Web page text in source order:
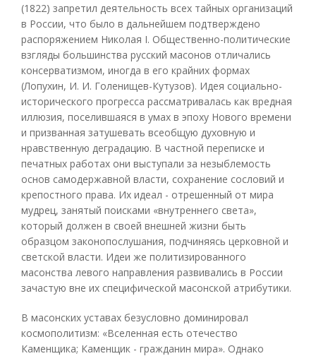
(1822) запретил деятельность всех тайных организаций
в России, что было в дальнейшем подтверждено
распоряжением Николая I. Общественно-политические
взгляды большинства русский масонов отличались
консерватизмом, иногда в его крайних формах
(Лопухин, И. И. Голенищев-Кутузов). Идея социально-
исторического прогресса рассматривалась как вредная
иллюзия, поселившаяся в умах в эпоху Нового времени
и призванная затушевать всеобщую духовную и
нравственную деградацию. В частной переписке и
печатных работах они выступали за незыблемость
основ самодержавной власти, сохранение сословий и
крепостного права. Их идеал - отрешенный от мира
мудрец, занятый поисками «внутреннего света»,
который должен в своей внешней жизни быть
образцом законопослушания, подчиняясь церковной и
светской власти. Идеи же политизированного
масонства левого направления развивались в России
зачастую вне их специфической масонской атрибутики.
В масонских уставах безусловно доминировал
космополитизм: «Вселенная есть отечество
Каменщика; Каменщик - гражданин мира». Однако